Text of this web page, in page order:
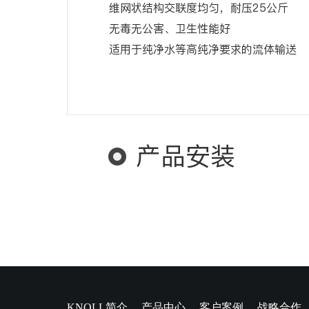
维网状结构交联度均匀，耐压25公斤
无毒无公害、卫生性能好
适用于纯净水等高纯净要求的流体输送
产品安装